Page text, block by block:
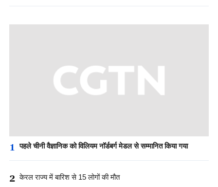
1 पहले चीनी वैज्ञानिक को विलियम नॉर्डबर्ग मेडल से सम्मानित किया गया
2 केरल राज्य में बारिश से 15 लोगों की मौत